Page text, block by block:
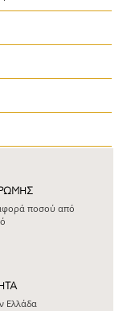
ποσού από
Ελλάδα